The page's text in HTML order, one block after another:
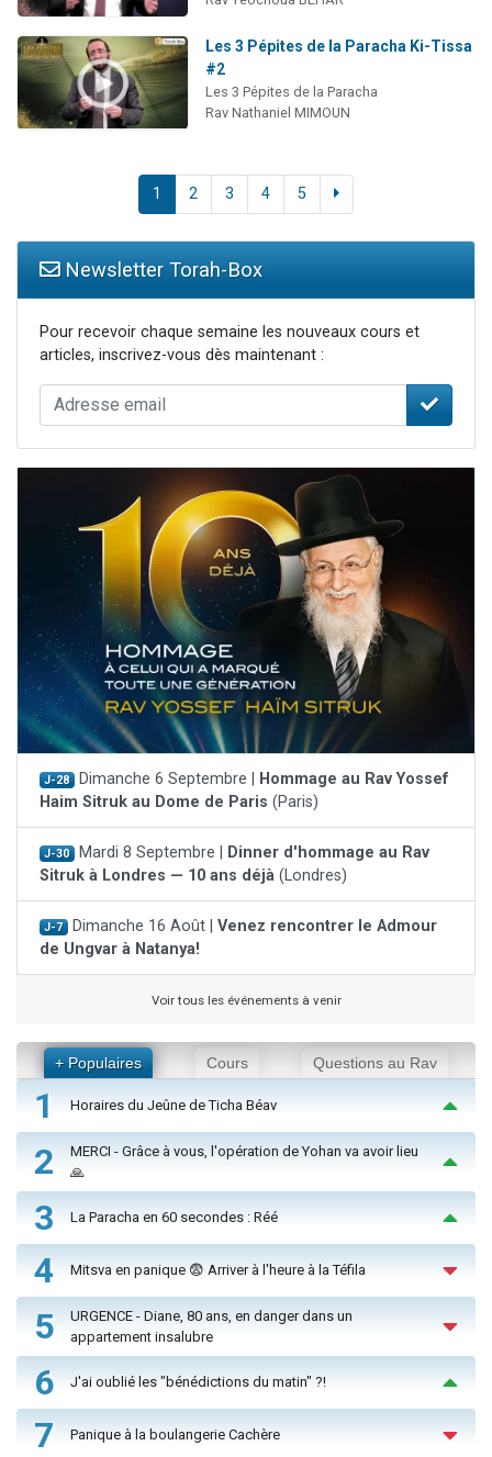
Les 3 Pépites de la Paracha Ki-Tissa
#2
Les 3 Pépites de la Paracha
Rav Nathaniel MIMOUN
1 2 3 4 5
Newsletter Torah-Box
Pour recevoir chaque semaine les nouveaux cours et
articles, inscrivez-vous dès maintenant :
J-28 Dimanche 6 Septembre |
Hommage au Rav Yossef
Haim Sitruk au Dome de Paris (Paris)
J-30 Mardi 8 Septembre |
Dinner d'hommage au Rav
Sitruk à Londres — 10 ans déjà (Londres)
J-7 Dimanche 16 Août | Venez rencontrer le Admour
de Ungvar à Natanya!
Voir tous les événements à venir
+ Populaires Cours Questions au Rav
1 Horaires du Jeûne de Ticha Béav
2
MERCI - Grâce à vous, l'opération de Yohan va avoir lieu
🙏
3 La Paracha en 60 secondes : Réé
4 Mitsva en panique 😨 Arriver à l'heure à la Téfila
5
URGENCE - Diane, 80 ans, en danger dans un
appartement insalubre
6 J'ai oublié les "bénédictions du matin" ?!
7 Panique à la boulangerie Cachère